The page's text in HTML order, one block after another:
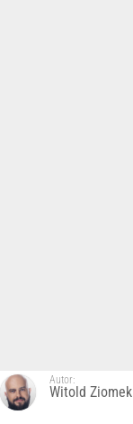
Autor:
Witold Ziomek